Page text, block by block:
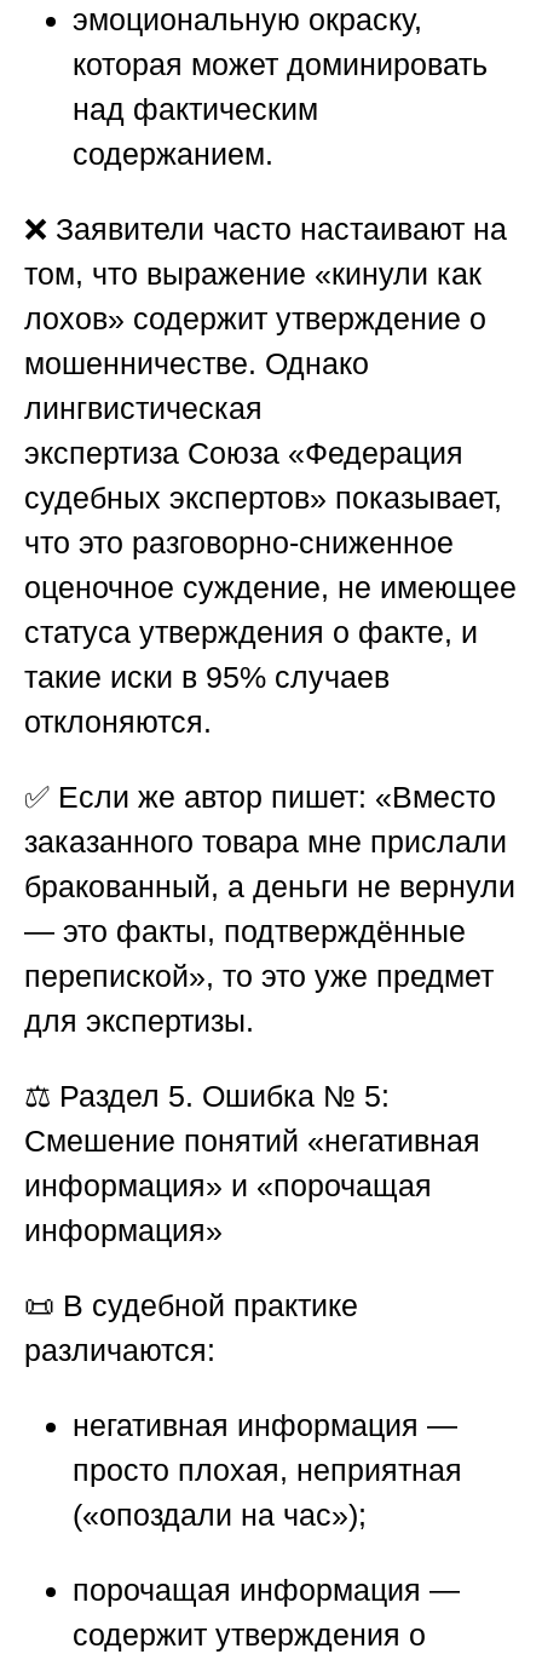
эмоциональную окраску,
которая может доминировать
над фактическим
содержанием.
❌ Заявители часто настаивают на
том, что выражение «кинули как
лохов» содержит утверждение о
мошенничестве. Однако
лингвистическая
экспертиза Союза «Федерация
судебных экспертов» показывает,
что это разговорно-сниженное
оценочное суждение, не имеющее
статуса утверждения о факте, и
такие иски в 95% случаев
отклоняются.
✅ Если же автор пишет: «Вместо
заказанного товара мне прислали
бракованный, а деньги не вернули
— это факты, подтверждённые
перепиской», то это уже предмет
для экспертизы.
⚖️ Раздел 5. Ошибка № 5:
Смешение понятий «негативная
информация» и «порочащая
информация»
📜 В судебной практике
различаются:
негативная информация —
просто плохая, неприятная
(«опоздали на час»);
порочащая информация —
содержит утверждения о